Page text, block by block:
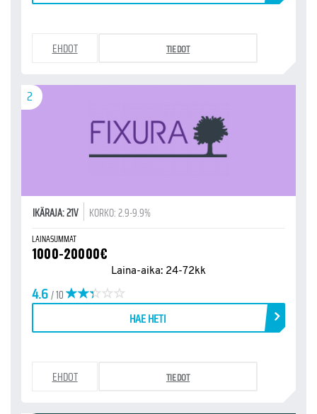
EHDOT TIEDOT
2
IKÄRAJA: 21V KORKO: 2.9-9.9%
LAINASUMMAT
1000-20000€
Laina-aika: 24-72kk
4.6/ 10
EHDOT TIEDOT
HAE HETI